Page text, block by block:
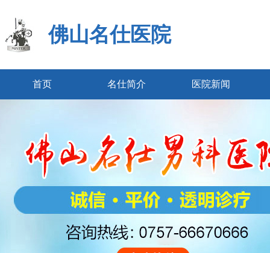
佛山名仕医院
首页 名仕简介 医院新闻